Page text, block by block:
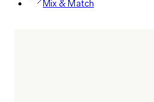
Mix & Match